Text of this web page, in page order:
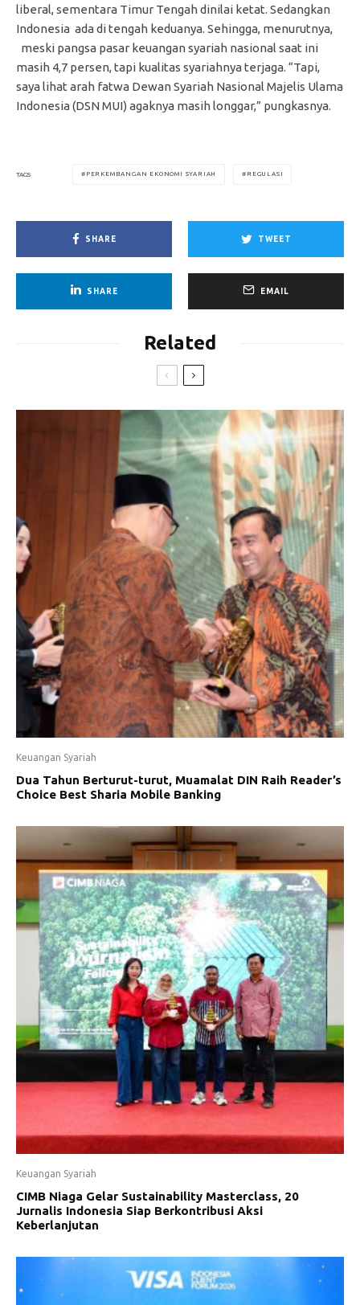
liberal, sementara Timur Tengah dinilai ketat. Sedangkan
Indonesia ada di tengah keduanya. Sehingga, menurutnya,
meski pangsa pasar keuangan syariah nasional saat ini
masih 4,7 persen, tapi kualitas syariahnya terjaga. “Tapi,
saya lihat arah fatwa Dewan Syariah Nasional Majelis Ulama
Indonesia (DSN MUI) agaknya masih longgar,” pungkasnya.
TAGS PERKEMBANGAN EKONOMI SYARIAH REGULASI
SHARE TWEET
SHARE EMAIL
Related
Keuangan Syariah
Dua Tahun Berturut-turut, Muamalat DIN Raih Reader’s
Choice Best Sharia Mobile Banking
Keuangan Syariah
CIMB Niaga Gelar Sustainability Masterclass, 20
Jurnalis Indonesia Siap Berkontribusi Aksi
Keberlanjutan